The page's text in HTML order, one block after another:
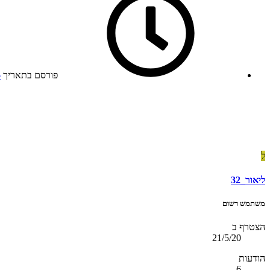
פורסם בתאריך
ל
ליאור_32
משתמש רשום
הצטרף ב
21/5/20
הודעות